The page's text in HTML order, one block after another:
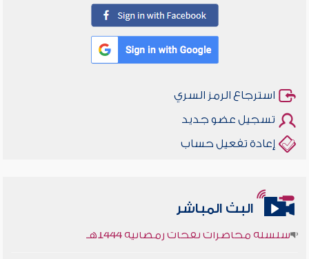
استرجاع الرمز السري
تسجيل عضو جديد
إعادة تفعيل حساب
البث المباشر
أخلاقنا أصالة ومعاصرة
وأمنهم من خوف 9
سلسلة محاضرات نفحات رمضانية 1444هـ